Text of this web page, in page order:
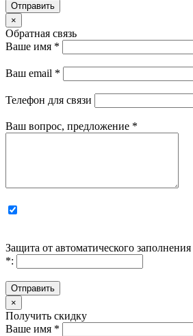
Отправить
×
Обратная связь
Ваше имя *
Ваш email *
Телефон для связи
Ваш вопрос, предложение *
Защита от автоматического заполнения
*:
Отправить
×
Получить скидку
Ваше имя *